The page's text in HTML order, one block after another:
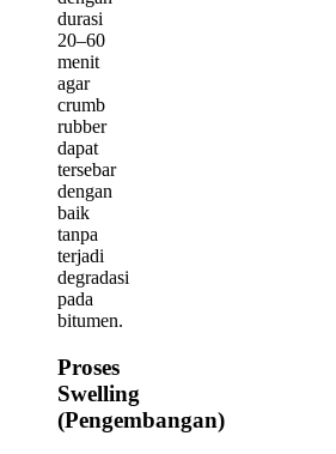
durasi
20–60
menit
agar
crumb
rubber
dapat
tersebar
dengan
baik
tanpa
terjadi
degradasi
pada
bitumen.
Proses
Swelling
(Pengembangan)